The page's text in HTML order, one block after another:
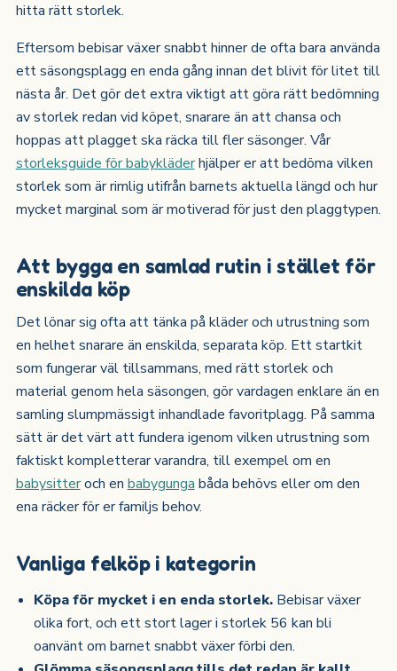
hitta rätt storlek.
Eftersom bebisar växer snabbt hinner de ofta bara använda
ett säsongsplagg en enda gång innan det blivit för litet till
nästa år. Det gör det extra viktigt att göra rätt bedömning
av storlek redan vid köpet, snarare än att chansa och
hoppas att plagget ska räcka till fler säsonger. Vår
storleksguide för babykläderhjälper er att bedöma vilken
storlek som är rimlig utifrån barnets aktuella längd och hur
mycket marginal som är motiverad för just den plaggtypen.
Att bygga en samlad rutin i stället för
enskilda köp
Det lönar sig ofta att tänka på kläder och utrustning som
en helhet snarare än enskilda, separata köp. Ett startkit
som fungerar väl tillsammans, med rätt storlek och
material genom hela säsongen, gör vardagen enklare än en
samling slumpmässigt inhandlade favoritplagg. På samma
sätt är det värt att fundera igenom vilken utrustning som
faktiskt kompletterar varandra, till exempel om en
babysitteroch en babygunga båda behövs eller om den
ena räcker för er familjs behov.
Vanliga felköp i kategorin
Köpa för mycket i en enda storlek. Bebisar växer
olika fort, och ett stort lager i storlek 56 kan bli
oanvänt om barnet snabbt växer förbi den.